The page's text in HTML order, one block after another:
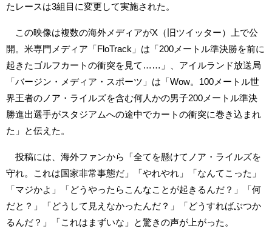
たレースは3組目に変更して実施された。
この映像は複数の海外メディアがX（旧ツイッター）上で公
開。米専門メディア「FloTrack」は「200メートル準決勝を前に
起きたゴルフカートの衝突を見て……」、アイルランド放送局
「バージン・メディア・スポーツ」は「Wow。100メートル世
界王者のノア・ライルズを含む何人かの男子200メートル準決
勝進出選手がスタジアムへの途中でカートの衝突に巻き込まれ
た」と伝えた。
投稿には、海外ファンから「全てを懸けてノア・ライルズを
守れ。これは国家非常事態だ」「やれやれ」「なんてこった」
「マジかよ」「どうやったらこんなことが起きるんだ？」「何
だと？」「どうして見えなかったんだ？」「どうすればぶつか
るんだ？」「これはまずいな」と驚きの声が上がった。